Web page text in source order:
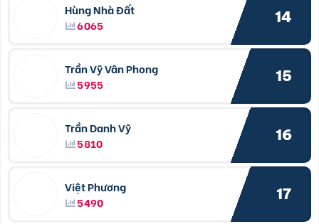
Hùng Nhà Đất
6065
14
Trần Vỹ Vân Phong
5955
15
Trần Danh Vỹ
5810
16
Việt Phương
5490
17